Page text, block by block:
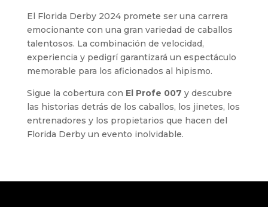
El Florida Derby 2024 promete ser una carrera
emocionante con una gran variedad de caballos
talentosos. La combinación de velocidad,
experiencia y pedigrí garantizará un espectáculo
memorable para los aficionados al hipismo.
Sigue la cobertura con El Profe 007 y descubre
las historias detrás de los caballos, los jinetes, los
entrenadores y los propietarios que hacen del
Florida Derby un evento inolvidable.